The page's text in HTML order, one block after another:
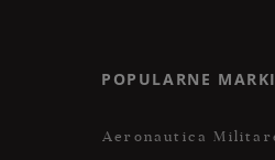
POPULARNE
Aeronautica